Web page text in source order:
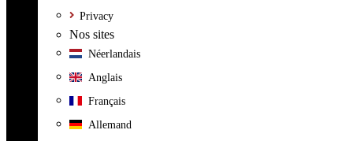
Privacy
Nos sites
Néerlandais
Anglais
Français
Allemand